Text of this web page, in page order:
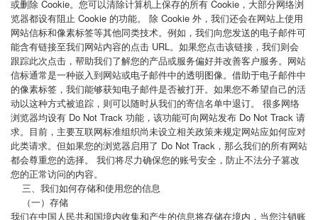
或删除 Cookie。您可以清除计算机上保存的所有 Cookie，大部分网络浏
览器都设有阻止 Cookie 的功能。 除 Cookie 外，我们还会在网站上使用
网站信标和像素标签等其他同类技术。例如，我们向您发送的电子邮件可
能含有链接至我们网站内容的点击 URL。如果您点击该链接，我们则会
跟踪此次点击，帮助我们了解您的产品或服务偏好并改善客户服务。网站
信标通常是一种嵌入到网站或电子邮件中的透明图像。借助于电子邮件中
的像素标签，我们能够获知电子邮件是否被打开。如果您不希望自己的活
动以这种方式被追踪，则可以随时从我们的寄信名单中退订。 很多网络
浏览器均设有 Do Not Track 功能，该功能可向网站发布 Do Not Track 请
求。目前，主要互联网标准组织尚未设立相关政策来规定网站应如何应对
此类请求。但如果您的浏览器启用了 Do Not Track，那么我们的所有网站
都会尊重您的选择。 我们将尽力确保您的账号安全，防止不法分子篡改
您的正常访问的内容。
三、我们如何存储和使用您的信息
（一）存储
我们在中国人民共和国境内收集和产生的信息将存储在境内，当您注销账